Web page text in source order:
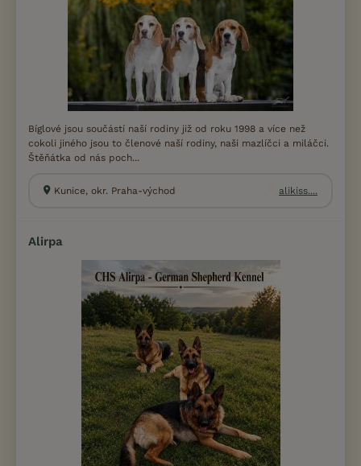
Bíglové jsou součástí naší rodiny již od roku 1998 a více než
cokoli jiného jsou to členové naší rodiny, naši mazlíčci a miláčci.
Štěňátka od nás poch...
Kunice, okr. Praha-východ alikiss....
Alirpa